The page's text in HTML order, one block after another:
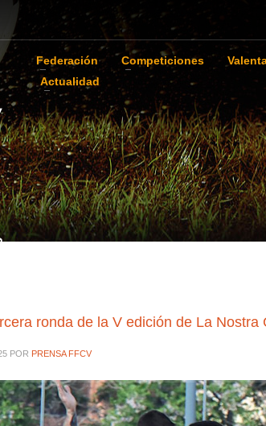
Federación Competiciones
Actualidad
ronda de la V edición de La Nostra
POR PRENSA FFCV